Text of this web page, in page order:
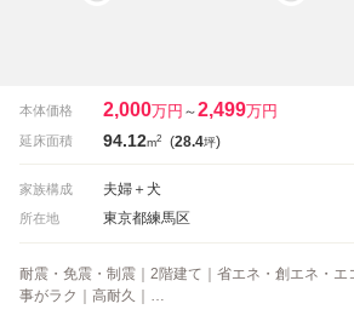
本体価格 2,000万円 ～2,499万円
延床面積 94.12m2 (28.4坪)
家族構成 夫婦＋犬
所在地 東京都練馬区
耐震・免震・制震｜2階建て｜省エネ・創エネ・エ
事がラク｜高耐久｜…